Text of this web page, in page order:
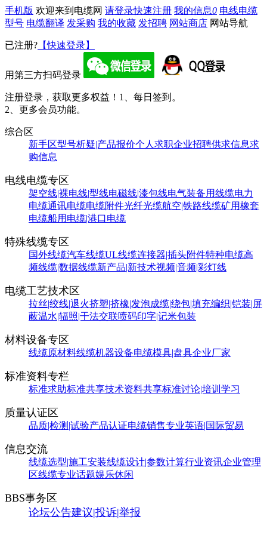
手机版 欢迎来到电缆网 请登录快速注册 我的信息0 电线电缆
型号 电缆翻译 发采购 我的收藏 发招聘 网站商店 网站导航
已注册? 【快速登录】
用第三方扫码登录
注册登录，获取更多权益！ 1、每日签到。
2、更多会员功能。
综合区
新手区型号析疑|产品报价个人求职企业招聘供求信息求
购信息
电线电缆专区
架空线|裸电线|型线电磁线|漆包线电气装备用线缆电力
电缆通讯电缆电缆附件光纤光缆航空|铁路线缆矿用橡套
电缆船用电缆|港口电缆
特殊线缆专区
国外线缆汽车线缆UL线缆连接器|插头附件特种电缆高
频线缆|数据线缆新产品|新技术视频|音频|彩灯线
电缆工艺技术区
拉丝|绞线|退火挤塑|挤橡|发泡成缆|绕包|填充编织|铠装|屏
蔽温水|辐照|干法交联喷码印字|记米包装
材料设备专区
线缆原材料线缆机器设备电缆模具|盘具企业厂家
标准资料专栏
标准求助标准共享技术资料共享标准讨论|培训学习
质量认证区
品质|检测|试验产品认证电缆销售专业英语|国际贸易
信息交流
线缆选型|施工安装线缆设计|参数计算行业资讯企业管理
区线缆专业话题娱乐休闲
BBS事务区
论坛公告建议|投诉|举报